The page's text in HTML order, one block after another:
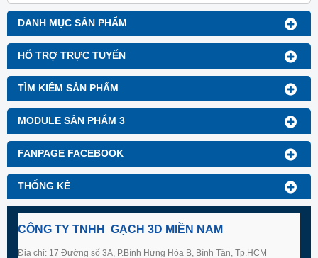
DANH MỤC SẢN PHẨM
HỔ TRỢ TRỰC TUYẾN
TÌM KIẾM SẢN PHẨM
MODULE SẢN PHẨM 3
FANPAGE FACEBOOK
THỐNG KÊ
CÔNG TY TNHH GẠCH 3D MIỀN NAM
Địa chỉ: 17 Đường số 3A, P.Bình Hưng Hòa B, Bình Tân, Tp.HCM